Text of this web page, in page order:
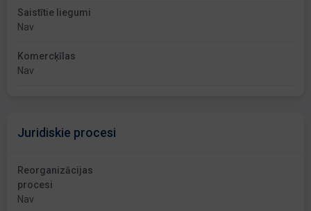
Saistītie liegumi
Nav
Komercķīlas
Nav
Juridiskie procesi
Reorganizācijas
procesi
Nav